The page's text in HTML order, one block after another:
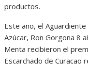
productos.
Este año, el Aguardiente
Azúcar, Ron Gorgona 8
Menta recibieron el
Escarchado de Curacao